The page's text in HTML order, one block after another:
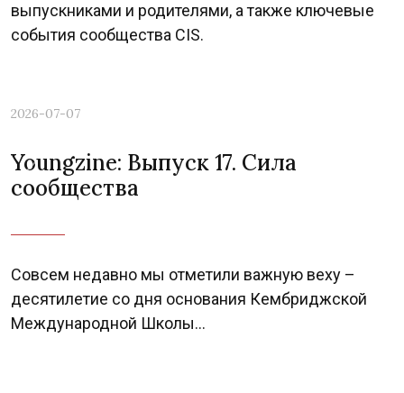
выпускниками и родителями, а также ключевые
события сообщества CIS.
2026-07-07
Youngzine: Выпуск 17. Сила
сообщества
Совсем недавно мы отметили важную веху –
десятилетие со дня основания Кембриджской
Международной Школы...
Previous